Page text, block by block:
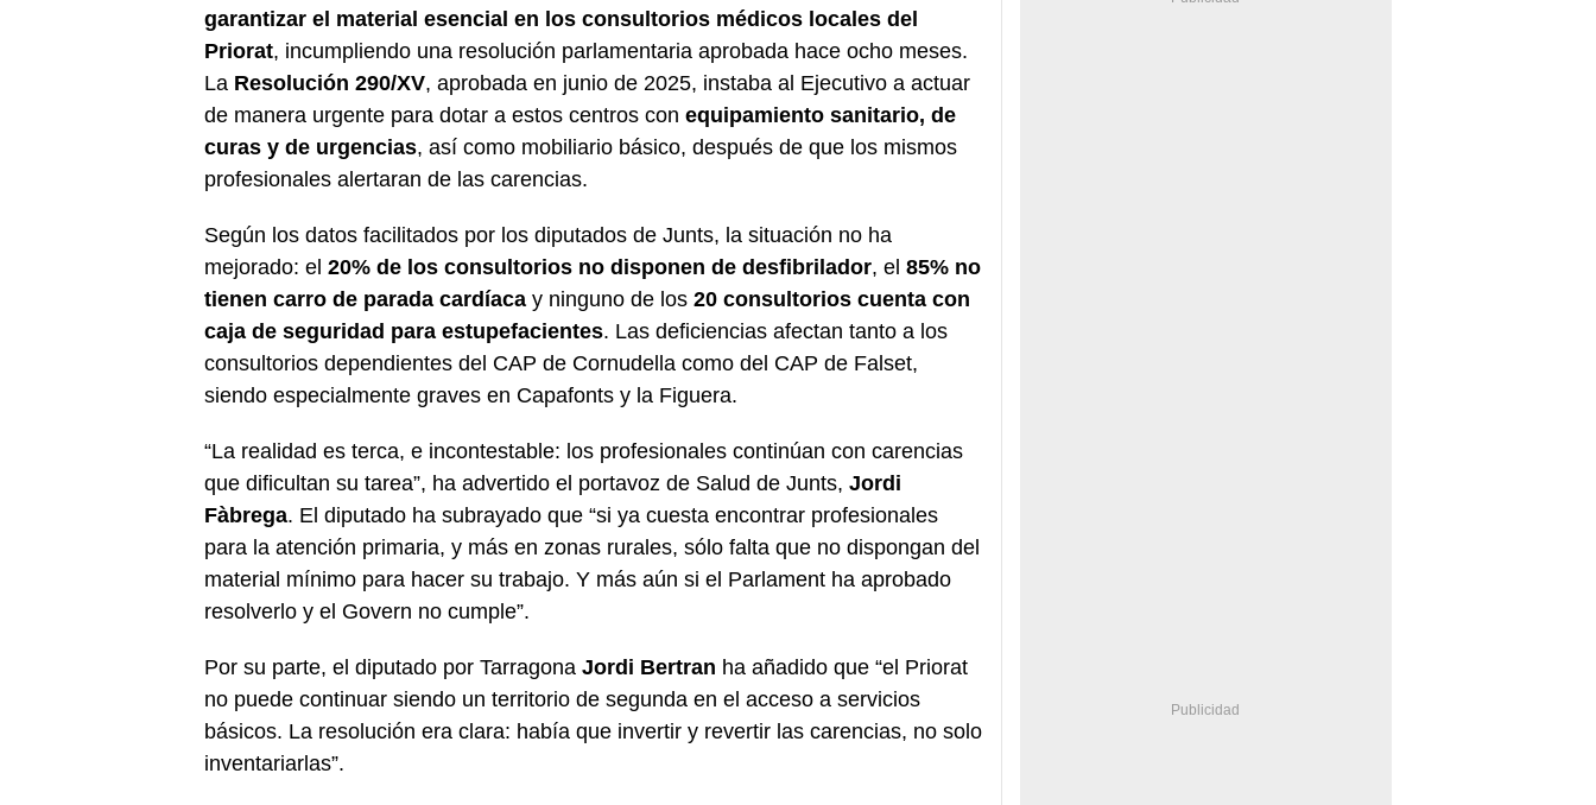
garantizar el material esencial en los consultorios médicos locales del
Priorat, incumpliendo una resolución parlamentaria aprobada hace ocho meses.
La Resolución 290/XV, aprobada en junio de 2025, instaba al Ejecutivo a actuar
de manera urgente para dotar a estos centros con equipamiento sanitario, de
curas y de urgencias, así como mobiliario básico, después de que los mismos
profesionales alertaran de las carencias.
Según los datos facilitados por los diputados de Junts, la situación no ha
mejorado: el 20% de los consultorios no disponen de desfibrilador, el 85% no
tienen carro de parada cardíaca y ninguno de los 20 consultorios cuenta con
caja de seguridad para estupefacientes. Las deficiencias afectan tanto a los
consultorios dependientes del CAP de Cornudella como del CAP de Falset,
siendo especialmente graves en Capafonts y la Figuera.
“La realidad es terca, e incontestable: los profesionales continúan con carencias
que dificultan su tarea”, ha advertido el portavoz de Salud de Junts, Jordi
Fàbrega. El diputado ha subrayado que “si ya cuesta encontrar profesionales
para la atención primaria, y más en zonas rurales, sólo falta que no dispongan del
material mínimo para hacer su trabajo. Y más aún si el Parlament ha aprobado
resolverlo y el Govern no cumple”.
Por su parte, el diputado por Tarragona Jordi Bertran ha añadido que “el Priorat
no puede continuar siendo un territorio de segunda en el acceso a servicios
básicos. La resolución era clara: había que invertir y revertir las carencias, no solo
inventariarlas”.